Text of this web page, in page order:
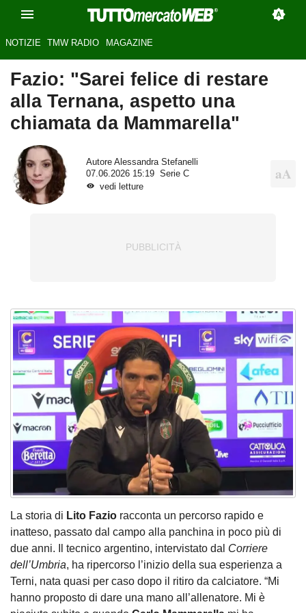
NOTIZIE TMW RADIO MAGAZINE
Fazio: "Sarei felice di restare
alla Ternana, aspetto una
chiamata da Mammarella"
Autore Alessandra Stefanelli
07.06.2026 15:19
Serie C
vedi letture
La storia di Lito Fazio racconta un percorso rapido e
inatteso, passato dal campo alla panchina in poco più di
due anni. Il tecnico argentino, intervistato dal Corriere
dell’Umbria, ha ripercorso l’inizio della sua esperienza a
Terni, nata quasi per caso dopo il ritiro da calciatore. “Mi
hanno proposto di dare una mano all’allenatore. Mi è